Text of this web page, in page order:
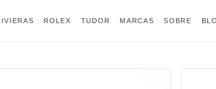
MARCAS SOBRE
ROLEX TUDOR